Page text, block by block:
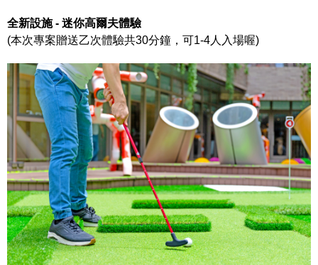
全新設施 - 迷你高爾夫體驗
(本次專案贈送乙次體驗共30分鐘，可1-4人入場喔)